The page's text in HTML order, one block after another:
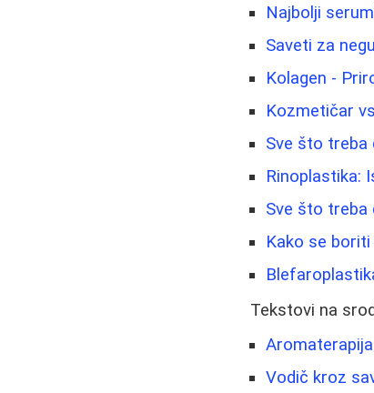
Najbolji
Saveti za
Kolagen -
Kozmetičar
Sve što treba
Rinoplastika:
Sve što treba
Kako se
Tekstovi na
Vodič kroz